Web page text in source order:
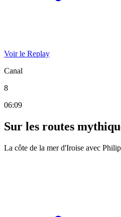
Voir le Replay
Canal
8
06:09
Sur les routes
La côte de la mer d'Iroise avec